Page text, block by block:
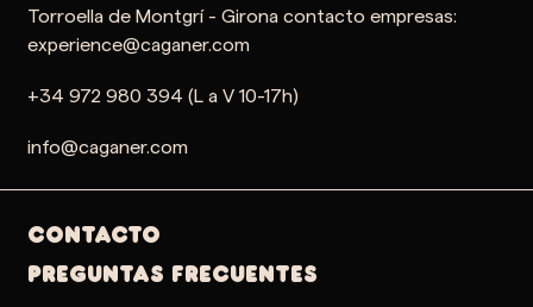
Torroella de Montgrí - Girona contacto empresas:
experience@caganer.com
+34 972 980 394 (L a V 10-17h)
info@caganer.com
Contacto
PREGUNTAS FRECUENTES